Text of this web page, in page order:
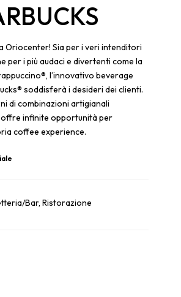
Oriocenter! Sia per i veri intenditori
per i più audaci e divertenti come la
l’innovativo beverage
soddisferà i desideri dei clienti.
di combinazioni artigianali
offre infinite opportunità per
coffee experience.
Bar, Ristorazione